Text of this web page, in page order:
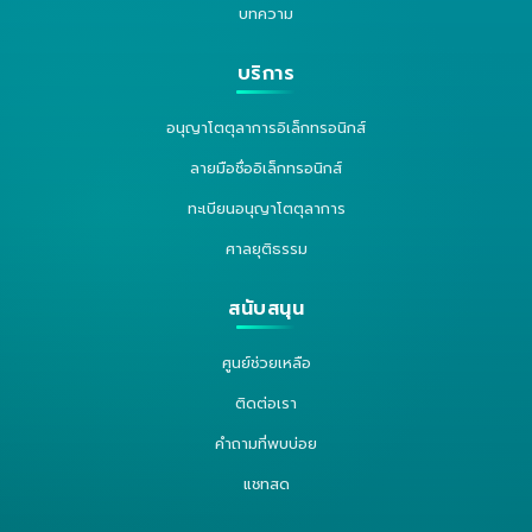
บทความ
บริการ
อนุญาโตตุลาการอิเล็กทรอนิกส์
ลายมือชื่ออิเล็กทรอนิกส์
ทะเบียนอนุญาโตตุลาการ
ศาลยุติธรรม
สนับสนุน
ศูนย์ช่วยเหลือ
ติดต่อเรา
คำถามที่พบบ่อย
แชทสด